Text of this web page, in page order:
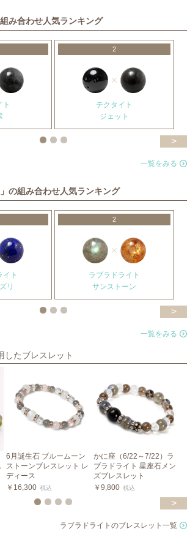
み合わせ人気ランキング
ト
2
テクタイト
ジェット
>
一覧をみる
」の組み合わせ人気ランキング
イト
リ
2
ラブラドライト
サンストーン
>
一覧をみる
したブレスレット
6月誕生石 ブルームーン
ストーンブレスレット レ
ディース
￥16,300 税込
かに座（6/22～7/22）ラ
ブラドライト 星座石メン
ズブレスレット
￥9,800 税込
>
ラブラドライトのブレスレット一覧